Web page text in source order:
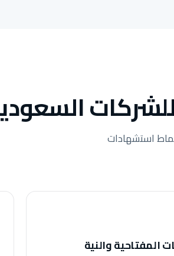
استشهادات
المفتاحية والنية